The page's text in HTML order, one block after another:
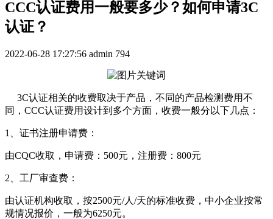
CCC认证费用一般要多少？如何申请3C
认证？
2022-06-28 17:27:56 admin 794
3C认证相关的收费取决于产品，不同的产品检测费用不
同，CCC认证费用设计到多个方面，收费一般分以下几点：
1、证书注册申请费：
由CQC收取，申请费：500元，注册费：800元
2、工厂审查费：
由认证机构收取，按2500元/人/天的标准收费，中小企业按常
规情况报价，一般为6250元。